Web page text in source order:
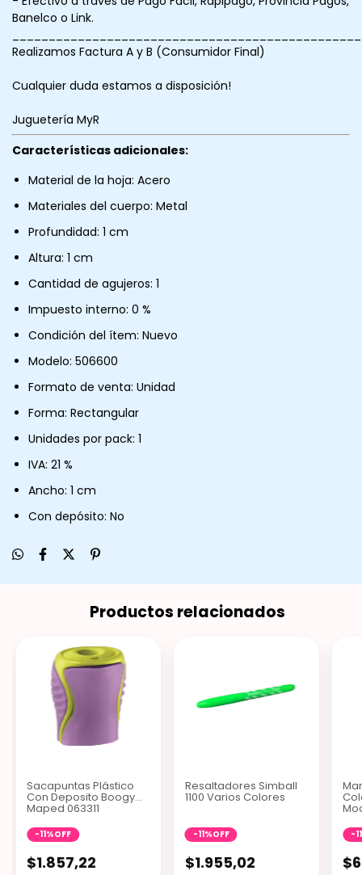
Banelco o Link.
Realizamos Factura A y B (Consumidor Final)
Cualquier duda estamos a disposición!
Juguetería MyR
Características adicionales:
Material de la hoja: Acero
Materiales del cuerpo: Metal
Profundidad: 1 cm
Altura: 1 cm
Cantidad de agujeros: 1
Impuesto interno: 0 %
Condición del ítem: Nuevo
Modelo: 506600
Formato de venta: Unidad
Forma: Rectangular
Unidades por pack: 1
IVA: 21 %
Ancho: 1 cm
Con depósito: No
Productos relacionados
Sacapuntas Plástico
Con Deposito Boogy
Maped 063311
-11%OFF
$1.857,22
Resaltadores Simball
1100 Varios Colores
-11%OFF
$1.955,02
-11